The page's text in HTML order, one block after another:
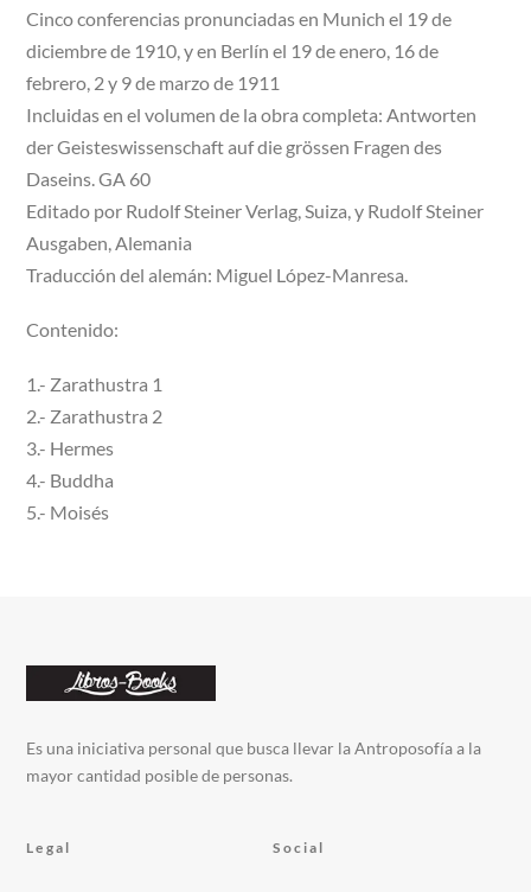
Cinco conferencias pronunciadas en Munich el 19 de
diciembre de 1910, y en Berlín el 19 de enero, 16 de
febrero, 2 y 9 de marzo de 1911
Incluidas en el volumen de la obra completa: Antworten
der Geisteswissenschaft auf die grössen Fragen des
Daseins. GA 60
Editado por Rudolf Steiner Verlag, Suiza, y Rudolf Steiner
Ausgaben, Alemania
Traducción del alemán: Miguel López-Manresa.
Contenido:
1.- Zarathustra 1
2.- Zarathustra 2
3.- Hermes
4.- Buddha
5.- Moisés
Es una iniciativa personal que busca llevar la Antroposofía a la
mayor cantidad posible de personas.
Legal Social